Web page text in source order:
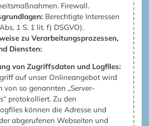
Firewall.
Berechtigte Interessen
1 S. 1 lit. f) DSGVO).
zu Verarbeitungsprozessen,
Diensten:
von Zugriffsdaten und Logfiles:
auf unser Onlineangebot wird
von so genannten „Server-
protokolliert. Zu den
können die Adresse und
abgerufenen Webseiten und